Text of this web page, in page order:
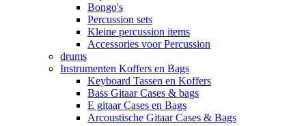
Bongo's
Percussion sets
Kleine percussion items
Accessories voor Percussion
drums
Instrumenten Koffers en Bags
Keyboard Tassen en Koffers
Bass Gitaar Cases & bags
E gitaar Cases en Bags
Arcoustische Gitaar Cases & Bags